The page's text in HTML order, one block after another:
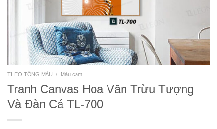
THEO TÔNG MÀU / Màu cam
Tranh Canvas Hoa Văn Trừu Tượng
Và Đàn Cá TL-700